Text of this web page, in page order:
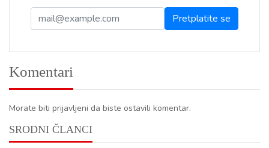
Komentari
Morate biti prijavljeni da biste ostavili komentar.
SRODNI ČLANCI